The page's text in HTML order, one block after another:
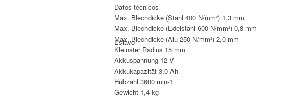
Eslavo
Datos técnicos
Max. Blechdicke (Stahl 400 N/mm²) 1,3 mm
Max. Blechdicke (Edelstahl 600 N/mm²) 0,8 mm
Max. Blechdicke (Alu 250 N/mm²) 2,0 mm
Kleinster Radius 15 mm
Akkuspannung 12 V
Akkukapazität 3,0 Ah
Hubzahl 3600 min-1
Gewicht 1,4 kg